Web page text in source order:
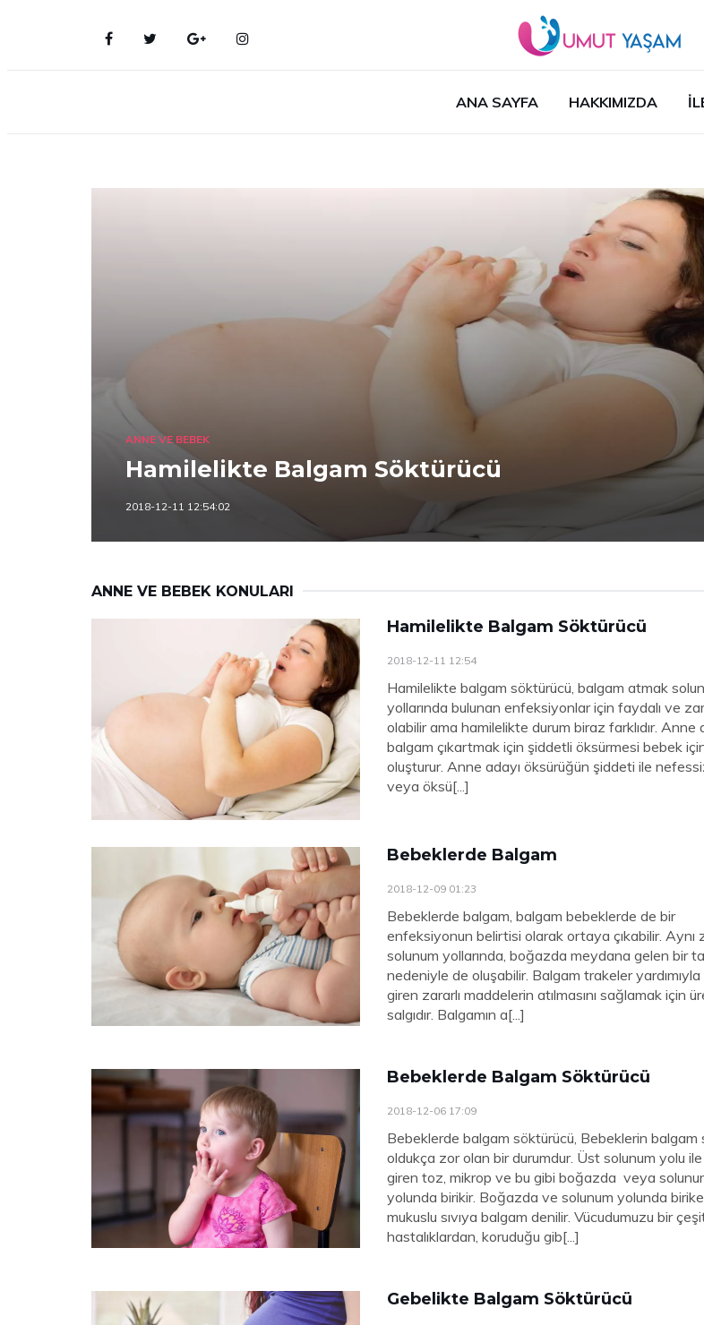
ANA SAYFA HAKKIMIZDA
ANNE VE BEBEK
Hamilelikte Balgam Söktürücü
2018-12-11 12:54:02
ANNE VE BEBEK KONULARI
Hamilelikte Balgam Söktürücü
2018-12-11 12:54
Hamilelikte balgam söktürücü, balgam atmak
yollarında bulunan enfeksiyonlar için faydalı ve
olabilir ama hamilelikte durum biraz farklıdır. Anne
balgam çıkartmak için şiddetli öksürmesi bebek
oluşturur. Anne adayı öksürüğün şiddeti ile
veya öksü[...]
Bebeklerde Balgam
2018-12-09 01:23
Bebeklerde balgam, balgam bebeklerde de bir
enfeksiyonun belirtisi olarak ortaya çıkabilir. Aynı
solunum yollarında, boğazda meydana gelen bir
nedeniyle de oluşabilir. Balgam trakeler
giren zararlı maddelerin atılmasını sağlamak için
salgıdır. Balgamın a[...]
Bebeklerde Balgam Söktürücü
2018-12-06 17:09
Bebeklerde balgam söktürücü, Bebeklerin balgam
oldukça zor olan bir durumdur. Üst solunum yolu
giren toz, mikrop ve bu gibi boğazda veya
yolunda birikir. Boğazda ve solunum yolunda
mukuslu sıvıya balgam denilir. Vücudumuzu bir
hastalıklardan, koruduğu gib[...]
Gebelikte Balgam Söktürücü